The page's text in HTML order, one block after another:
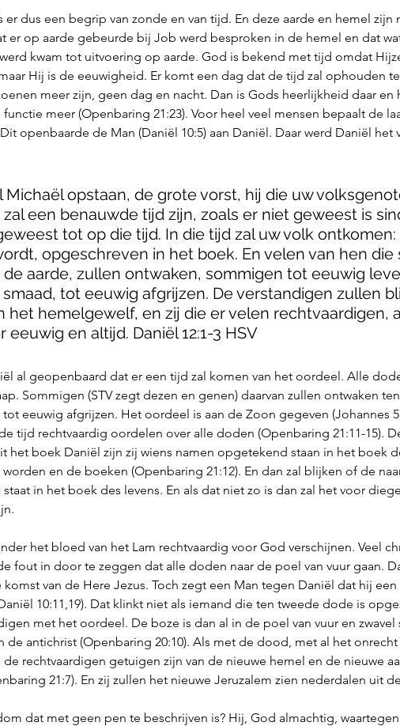
dus een begrip van zonde en van tijd. En deze aarde en hemel zijn
er op aarde gebeurde bij Job werd besproken in de hemel en dat
kwam tot uitvoering op aarde. God is bekend met tijd omdat
Hij is de eeuwigheid. Er komt een dag dat de tijd zal ophouden
meer zijn, geen dag en nacht. Dan is Gods heerlijkheid daar en
meer (Openbaring 21:23). Voor heel veel mensen bepaalt de
openbaarde de Man (Daniël 10:5) aan Daniël. Daar werd Daniël het
Michaël opstaan, de grote vorst, hij die uw
een benauwde tijd zijn, zoals er niet geweest is
tot op die tijd. In die tijd zal uw volk
opgeschreven in het boek. En velen van hen die
aarde, zullen ontwaken, sommigen tot eeuwig
tot eeuwig afgrijzen. De verstandigen zullen
het hemelgewelf, en zij die er velen rechtvaardigen,
eeuwig en altijd. Daniël 12:1-3 HSV
al geopenbaard dat er een tijd zal komen van het oordeel. Alle
Sommigen (STV zegt dezen en genen) daarvan zullen ontwaken
eeuwig afgrijzen. Het oordeel is aan de Zoon gegeven (Johannes
tijd rechtvaardig oordelen over alle doden (Openbaring 21:11-15).
het boek Daniël zijn zij wiens namen opgetekend staan in het boek
en de boeken (Openbaring 21:12). En dan zal blijken of de
in het boek des levens. En als dat niet zo is dan zal het voor
het bloed van het Lam rechtvaardig voor God verschijnen. Veel
fout in door te zeggen dat alle doden naar de poel van vuur gaan.
van de Here Jezus. Toch zegt een Man tegen Daniël dat hij een
10:11,19). Dat klinkt niet als iemand die ten tweede dode is
met het oordeel. De boze is dan al in de poel van vuur en zwavel
de antichrist (Openbaring 20:10). Als met de dood, met al het onrecht
rechtvaardigen getuigen zijn van de nieuwe hemel en de nieuwe
21:7). En zij zullen het nieuwe Jeruzalem zien nederdalen uit
dat met geen pen te beschrijven is? Hij, God almachtig,